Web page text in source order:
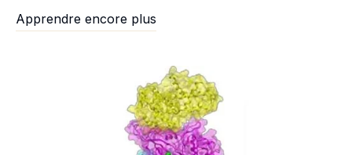
Apprendre encore plus